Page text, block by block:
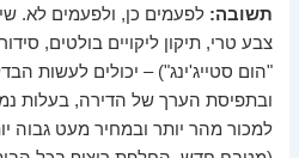
תשובה: לפעמים כן, ולפעמים לא.
צבע טרי, תיקון ליקויים בולטים,
"הום סטייג'ינג") – יכולים לעשות
ובתפיסת הערך של הדירה, בעלות
למכור מהר יותר ובמחיר מעט גבוה